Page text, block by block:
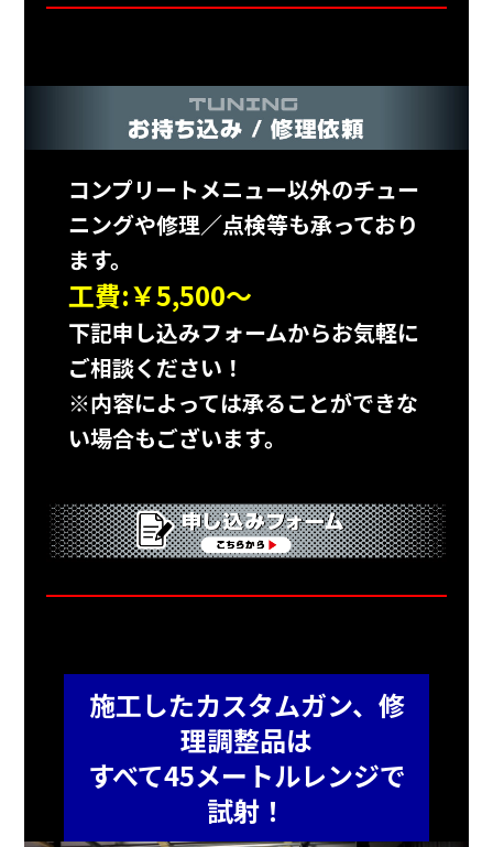
コンプリートメニュー以外のチュー
ニングや修理／点検等も承っており
ます。
工費:￥5,500～
下記申し込みフォームからお気軽に
ご相談ください！
※内容によっては承ることができな
い場合もございます。
施工したカスタムガン、修
理調整品は
すべて45メートルレンジで
試射！